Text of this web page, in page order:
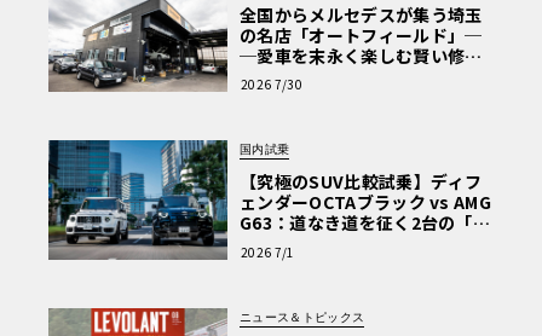
全国からメルセデスが集う埼玉
の名店「オートフィールド」─
─愛車を末永く楽しむ賢い修理
術と、プロがフックス製オイル
を選ぶ理由〈PR〉
2026 7/30
国内試乗
【究極のSUV比較試乗】ディフ
ェンダーOCTAブラック vs AMG
G63：道なき道を征く2台の「対
極的アプローチ」
2026 7/1
ニュース＆トピックス